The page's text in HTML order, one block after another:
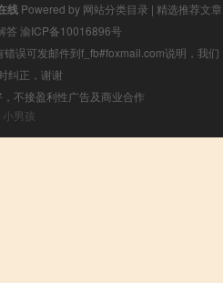
线Powered by 网站分类目录 | 精选推荐文章
答 渝ICP备10016896号
误可发邮件到f_fb#foxmail.com说明，我们
纠正，谢谢
不接盈利性广告及商业合作
小男孩